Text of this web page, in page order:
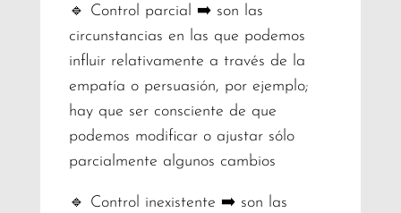
🔹 Control parcial ➡️ son las
circunstancias en las que podemos
influir relativamente a través de la
empatía o persuasión, por ejemplo;
hay que ser consciente de que
podemos modificar o ajustar sólo
parcialmente algunos cambios
🔹 Control inexistente ➡️ son las